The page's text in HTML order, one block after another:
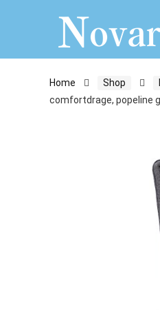
Home Shop
comfortdrage, popeline